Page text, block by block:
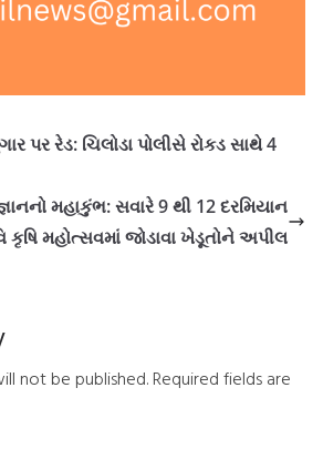
પર રેડ: ચિલોડા પોલીસે રોકડ સાથે 4
મહાકુંભ: સવારે 9 થી 12 દરમિયાન
કૃષિ મહોત્સવમાં જોડાવા ખેડૂતોને અપીલ
not be published. Required fields are